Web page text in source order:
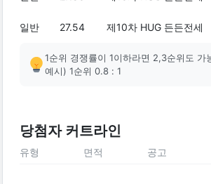
일반 27.54 제10차 HUG 든든전세
1순위 경쟁률이 1이하라면 2,3순위도 가
예시) 1순위 0.8 : 1
당첨자 커트라인
유형 면적 공고